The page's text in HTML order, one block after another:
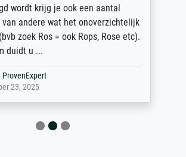
wordt krijg je ook een aantal
andere wat het onoverzichtelijk
zoek Ros = ook Rops, Rose etc).
duidt u ...
23, 2025